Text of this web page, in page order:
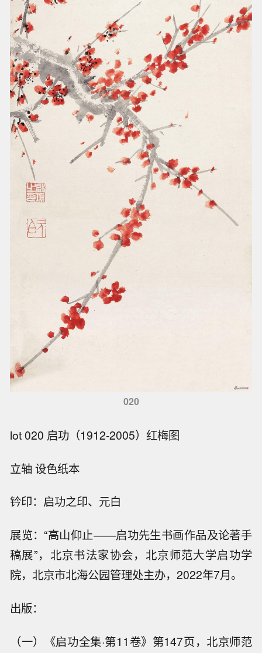
020
lot 020 启功（1912-2005）红梅图
立轴 设色纸本
钤印：启功之印、元白
展览：“高山仰止——启功先生书画作品及论著手
稿展”，北京书法家协会，北京师范大学启功学
院，北京市北海公园管理处主办，2022年7月。
出版：
（一）《启功全集·第11卷》第147页，北京师范